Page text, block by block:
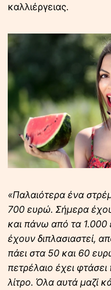
καλλιέργειας.
«Παλαιότερα ένα
700 ευρώ. Σήμερα
και πάνω από τα
έχουν διπλασιαστεί,
πάει στα 50 και 60
πετρέλαιο έχει
λίτρο. Όλα αυτά μαζί